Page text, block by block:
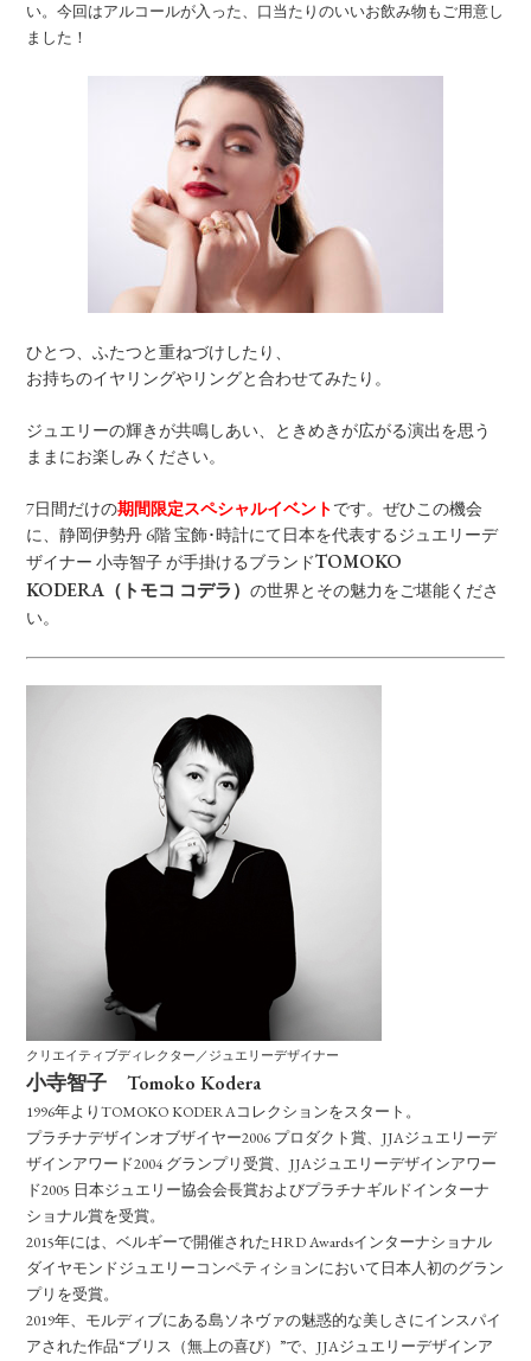
い。今回はアルコールが入った、口当たりのいいお飲み物もご用意し
ました！
ひとつ、ふたつと重ねづけしたり、
お持ちのイヤリングやリングと合わせてみたり。
ジュエリーの輝きが共鳴しあい、ときめきが広がる演出を思う
ままにお楽しみください。
7日間だけの期間限定スペシャルイベントです。ぜひこの機会
に、静岡伊勢丹 6階 宝飾･時計にて日本を代表するジュエリーデ
ザイナー 小寺智子 が手掛けるブランドTOMOKO
KODERA（トモコ コデラ）の世界とその魅力をご堪能くださ
い。
クリエイティブディレクター／ジュエリーデザイナー
小寺智子 Tomoko Kodera
1996年よりTOMOKO KODERAコレクションをスタート。
プラチナデザインオブザイヤー2006 プロダクト賞、JJAジュエリーデ
ザインアワード2004 グランプリ受賞、JJAジュエリーデザインアワー
ド2005 日本ジュエリー協会会長賞およびプラチナギルドインターナ
ショナル賞を受賞。
2015年には、ベルギーで開催されたHRD Awardsインターナショナル
ダイヤモンドジュエリーコンペティションにおいて日本人初のグラン
プリを受賞。
2019年、モルディブにある島ソネヴァの魅惑的な美しさにインスパイ
アされた作品“ブリス（無上の喜び）”で、JJAジュエリーデザインア